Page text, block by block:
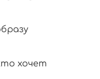
хочет